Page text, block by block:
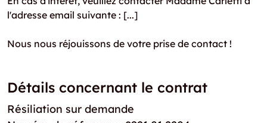
l'adresse email suivante : [...]
Nous nous réjouissons de votre prise de contact !
Détails concernant le contrat
Résiliation sur demande